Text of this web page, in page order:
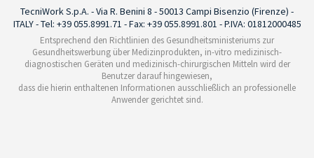
TecniWork S.p.A. - Via R. Benini 8 - 50013 Campi Bisenzio (Firenze) -
ITALY - Tel: +39 055.8991.71 - Fax: +39 055.8991.801 - P.IVA: 01812000485
Entsprechend den Richtlinien des Gesundheitsministeriums zur
Gesundheitswerbung über Medizinprodukten, in-vitro medizinisch-
diagnostischen Geräten und medizinisch-chirurgischen Mitteln wird der
Benutzer darauf hingewiesen,
dass die hierin enthaltenen Informationen ausschließlich an professionelle
Anwender gerichtet sind.